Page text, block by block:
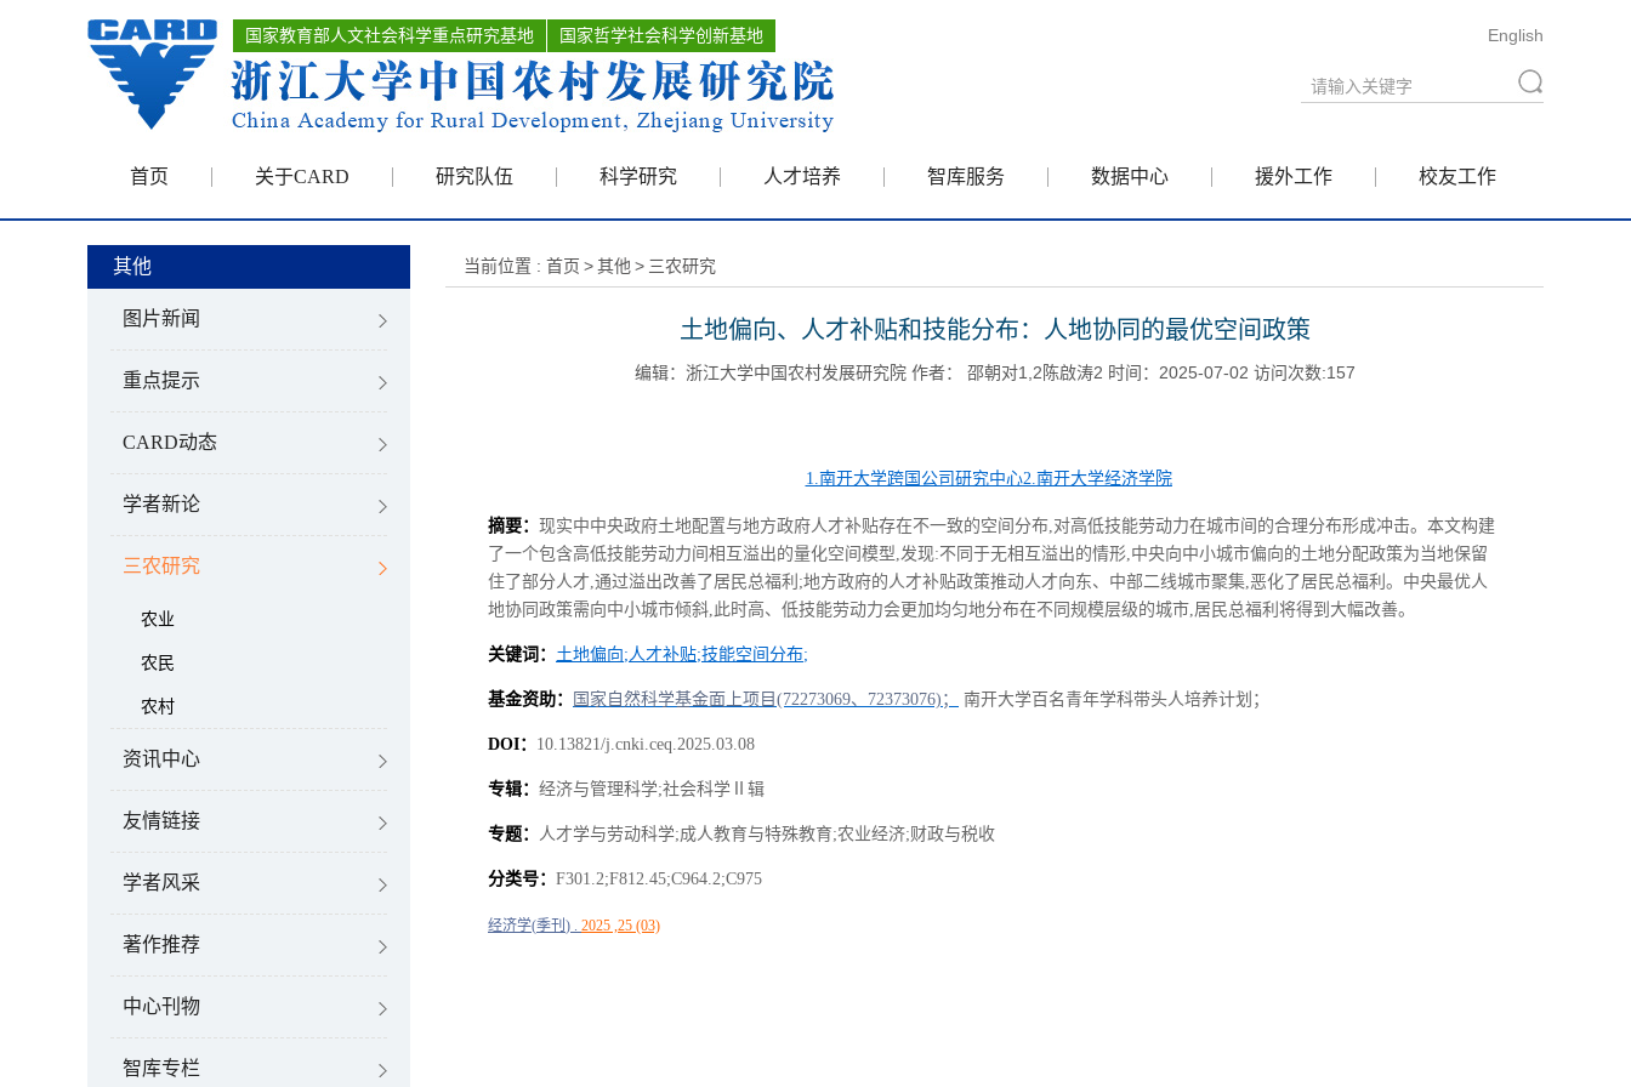
国家教育部人文社会科学重点研究基地 国家哲学社会科学创新基地 English
首页 关于CARD 研究队伍 科学研究 人才培养 智库服务 数据中心 援外工作 校友工作
其他
图片新闻
重点提示
CARD动态
学者新论
三农研究
农业
农民
农村
资讯中心
友情链接
学者风采
著作推荐
中心刊物
智库专栏
当前位置 : 首页 >其他 > 三农研究
土地偏向、人才补贴和技能分布：人地协同的最优空间政策
编辑：浙江大学中国农村发展研究院 作者： 邵朝对1,2陈啟涛2 时间：2025-07-02 访问次数:157
1.南开大学跨国公司研究中心2.南开大学经济学院
摘要： 现实中中央政府土地配置与地方政府人才补贴存在不一致的空间分布,对高低技能劳动力在城市间的合理分布形成冲击。本文构建
了一个包含高低技能劳动力间相互溢出的量化空间模型,发现:不同于无相互溢出的情形,中央向中小城市偏向的土地分配政策为当地保留
住了部分人才,通过溢出改善了居民总福利 ;地方政府的人才补贴政策推动人才向东、中部二线城市聚集,恶化了居民总福利。中央最优人
地协同政策需向中小城市倾斜,此时高、低技能劳动力会更加均匀地分布在不同规模层级的城市,居民总福利将得到大幅改善。
关键词： 土地偏向; 人才补贴;技能空间分布;
基金资助： 国家自然科学基金面上项目 (72273069、 72373076) ； 南开大学百名青年学科带头人培养计划；
DOI： 10.13821/j.cnki.ceq.2025.03.08
专辑： 经济与管理科学;社会科学Ⅱ辑
专题： 人才学与劳动科学;成人教育与特殊教育;农业经济;财政与税收
分类号： F301.2;F812.45;C964.2;C975
经济学(季刊 ) . 2025 ,25 (03)